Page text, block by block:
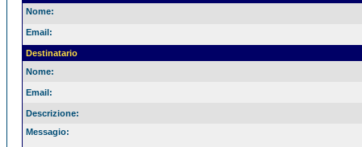
Nome:
Email:
Destinatario
Nome:
Email:
Descrizione:
Messagio: